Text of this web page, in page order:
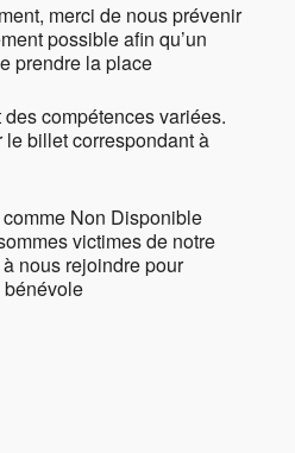
merci de nous prévenir
possible afin qu’un
prendre la place
compétences variées.
billet correspondant à
Non Disponible
victimes de notre
nous rejoindre pour
bénévole